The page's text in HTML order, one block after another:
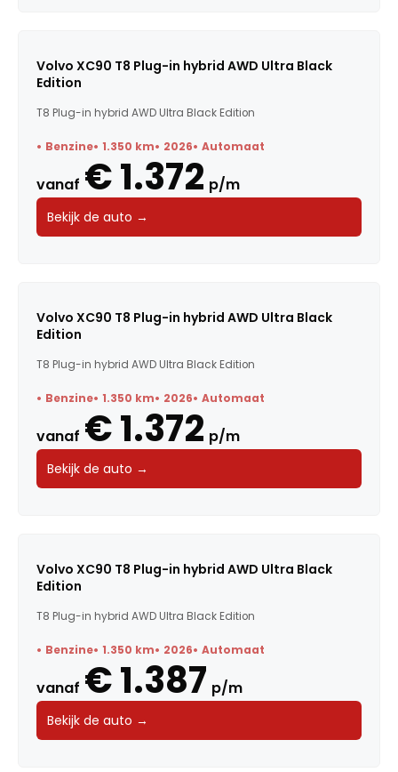
Volvo XC90 T8 Plug-in hybrid AWD Ultra Black
Edition
T8 Plug-in hybrid AWD Ultra Black Edition
Benzine 1.350 km 2026 Automaat
vanaf € 1.372 p/m
Bekijk de auto →
Volvo XC90 T8 Plug-in hybrid AWD Ultra Black
Edition
T8 Plug-in hybrid AWD Ultra Black Edition
Benzine 1.350 km 2026 Automaat
vanaf € 1.372 p/m
Bekijk de auto →
Volvo XC90 T8 Plug-in hybrid AWD Ultra Black
Edition
T8 Plug-in hybrid AWD Ultra Black Edition
Benzine 1.350 km 2026 Automaat
vanaf € 1.387 p/m
Bekijk de auto →